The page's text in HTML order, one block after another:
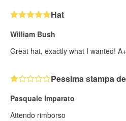
Hat
William Bush
Great hat, exactly what I wanted!
Pessima stampa
Pasquale Imparato
Attendo rimborso